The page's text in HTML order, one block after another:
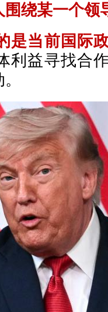
围绕某一个领
是当前国际
利益寻找合